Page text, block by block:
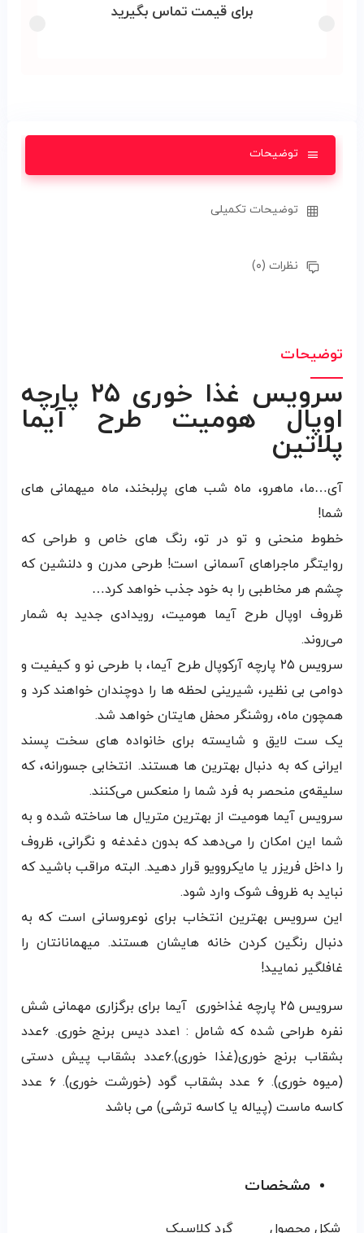
برای قیمت تماس بگیرید
توضیحات
توضیحات تکمیلی
نظرات (۰)
توضیحات
سرویس غذا خوری ۲۵ پارچه
اوپال هومیت طرح آیما
پلاتین
آی…ما، ماهرو، ماه شب های پرلبخند، ماه میهمانی های
شما!
خطوط منحنی و تو در تو، رنگ های خاص و طراحی که
روایتگر ماجراهای آسمانی است! طرحی مدرن و دلنشین که
چشم هر مخاطبی را به خود جذب خواهد کرد…
ظروف اوپال طرح آیما هومیت، رویدادی جدید به شمار
می‌روند.
سرویس ۲۵ پارچه آرکوپال طرح آیما، با طرحی نو و کیفیت و
دوامی بی نظیر، شیرینی لحظه ها را دوچندان خواهند کرد و
همچون ماه، روشنگر محفل هایتان خواهد شد.
یک ست لایق و شایسته برای خانواده های سخت پسند
ایرانی که به دنبال بهترین ها هستند. انتخابی جسورانه، که
سلیقه‌‌ی منحصر به فرد شما را منعکس می‌کنند.
سرویس آیما هومیت از بهترین متریال ها ساخته شده و به
شما این امکان را می‌دهد که بدون دغدغه و نگرانی، ظروف
را داخل فریزر یا مایکروویو قرار دهید. البته مراقب باشید که
نباید به ظروف شوک وارد شود.
این سرویس بهترین انتخاب برای نوعروسانی است که به
دنبال رنگین کردن خانه هایشان هستند. میهمانانتان را
غافلگیر نمایید!
سرویس ۲۵ پارچه غذاخوری آیما برای برگزاری مهمانی شش
نفره طراحی شده که شامل : ۱عدد دیس برنج خوری. ۶عدد
بشقاب برنج خوری(غذا خوری).۶عدد بشقاب پیش دستی
(میوه خوری). ۶ عدد بشقاب گود (خورشت خوری). ۶ عدد
کاسه ماست (پیاله یا کاسه ترشی) می باشد
مشخصات
شکل محصول گرد کلاسیک